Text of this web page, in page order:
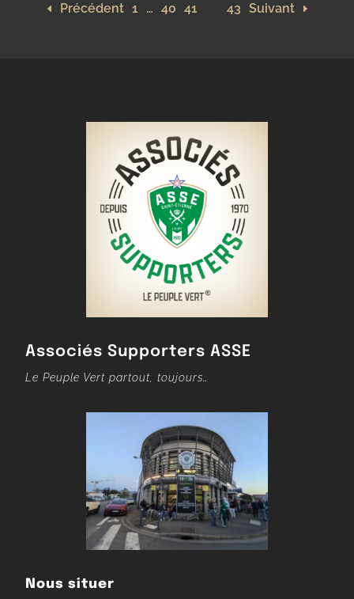
Précédent 1 … 40 41 43 Suivant
Associés Supporters ASSE
Le Peuple Vert partout, toujours…
Nous situer